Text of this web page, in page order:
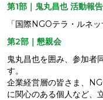
第1部｜鬼丸昌也 活動報
「国際NGOテラ・ルネ
第2部｜懇親会
鬼丸昌也を囲み、参加者
す。
企業経営層の皆さま、
に関心のある個人など、